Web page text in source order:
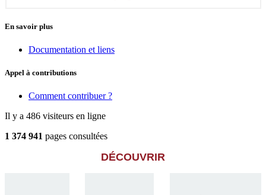
En savoir plus
Documentation et liens
Appel à contributions
Comment contribuer ?
Il y a 486 visiteurs en ligne
1 374 941 pages consultées
DÉCOUVRIR